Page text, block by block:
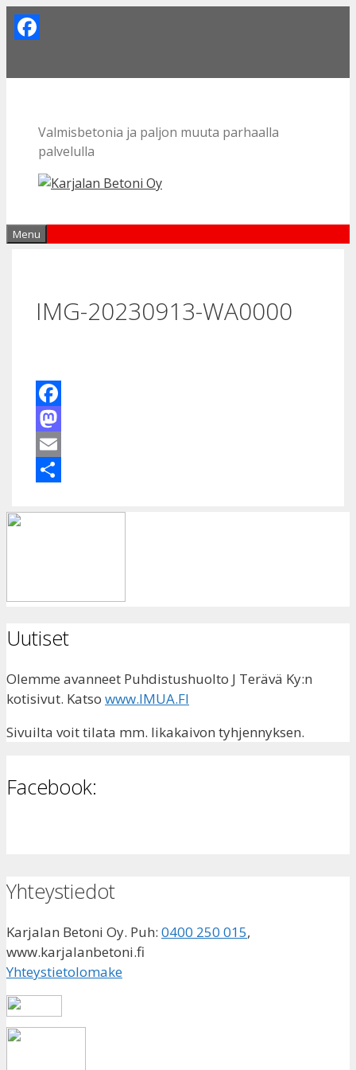
Skip
to
Valmisbetonia ja paljon muuta parhaalla
palvelulla
Menu
IMG-20230913-WA0000
Facebook
Mastodon
Email
Uutiset
Olemme avanneet Puhdistushuolto J Terävä Ky:n
kotisivut. Katso www.IMUA.FI
Sivuilta voit tilata mm. likakaivon tyhjennyksen.
Facebook:
Yhteystiedot
Karjalan Betoni Oy. Puh: 0400 250 015,
www.karjalanbetoni.fi
Yhteystietolomake